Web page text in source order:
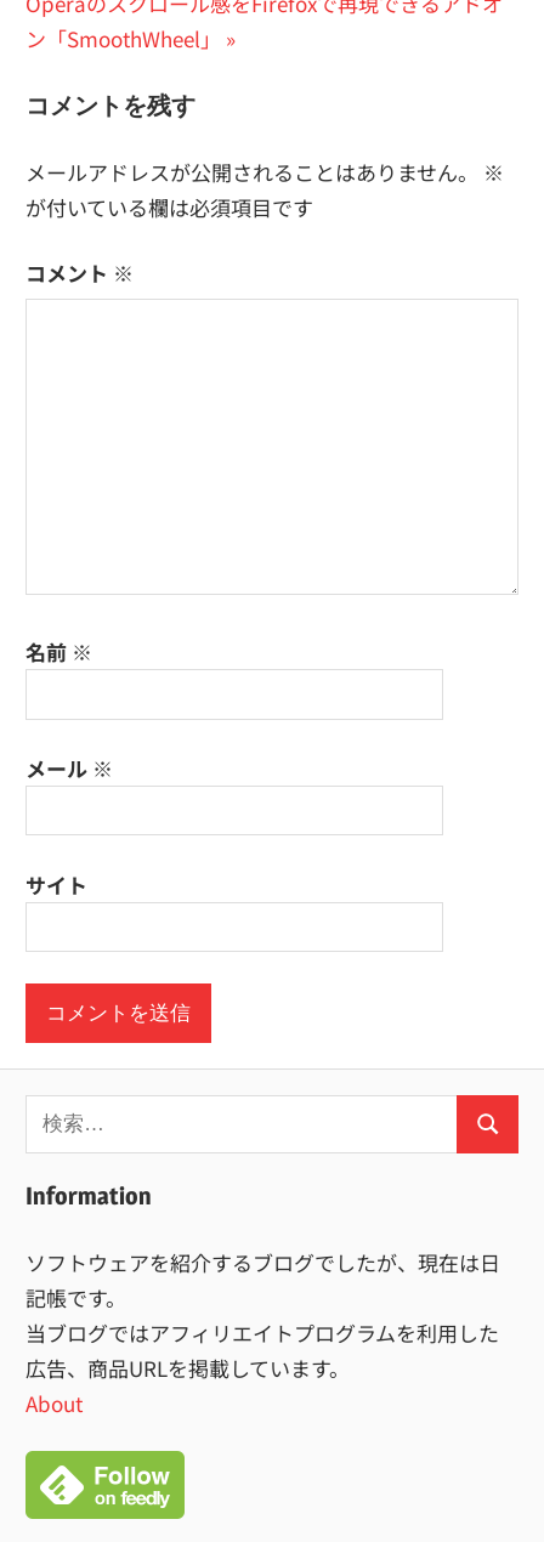
稿
ビ
ゲ
ー
シ
ョ
投
の
稿:
ン「SmoothWheel」
コメントを残す
メールアドレスが公開されることはありません。
※
が付いている欄は必須項目です
コメント ※
名前 ※
メール ※
サイト
検
索:
検
Information
ソフトウェアを紹介するブログでしたが、現在は日
記帳です。
当ブログではアフィリエイトプログラムを利用した
広告、商品URLを掲載しています。
About